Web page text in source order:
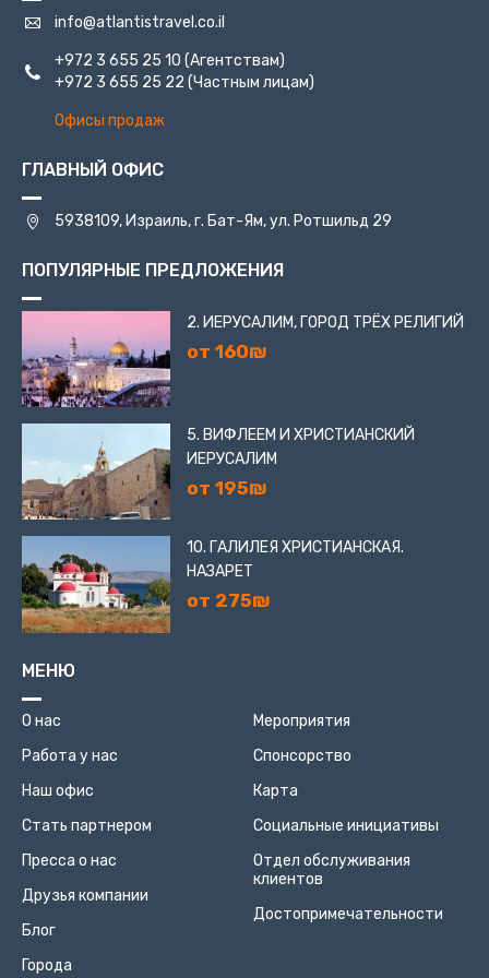
поймете, почему сады называют восьмым чудом света.
разных растений, среди которых есть уникальные
цветы. Кустарники стригут, а газонов ровнее и
зеленее вы, скорее всего, в городе не найдете.
Бахайские сады – памятник не только вере и ее
архитекторов.
Ночью сияет не только купол усыпальницы – сады
тоже снабжены подсветкой. Центр поразителен и в
светлое, и в темное время суток.
info@atlantistravel.co.il
+972 3 655 25 10 (Агентствам)
+972 3 655 25 22 (Частным лицам)
Офисы продаж
ГЛАВНЫЙ ОФИС
5938109, Израиль, г. Бат-Ям, ул. Ротшильд 29
ПОПУЛЯРНЫЕ ПРЕДЛОЖЕНИЯ
2. ИЕРУСАЛИМ, ГОРОД ТРЁХ РЕЛИГИЙ
от 160₪
5. ВИФЛЕЕМ И ХРИСТИАНСКИЙ
ИЕРУСАЛИМ
от 195₪
10. ГАЛИЛЕЯ ХРИСТИАНСКАЯ.
НАЗАРЕТ
от 275₪
МЕНЮ
О нас
Работа у нас
Наш офис
Стать партнером
Пресса о нас
Друзья компании
Блог
Города
Мероприятия
Спонсорство
Карта
Социальные инициативы
Отдел обслуживания
клиентов
Достопримечательности